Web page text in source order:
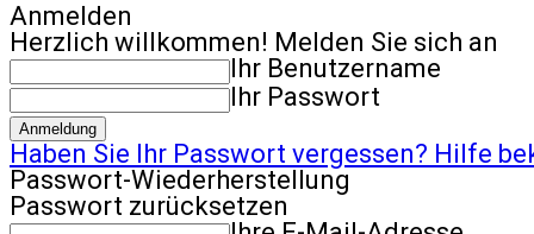
Anmelden
Herzlich willkommen! Melden Sie sich an
Ihr Benutzername
Ihr Passwort
Haben Sie Ihr Passwort vergessen? Hilfe
Passwort-Wiederherstellung
Passwort zurücksetzen